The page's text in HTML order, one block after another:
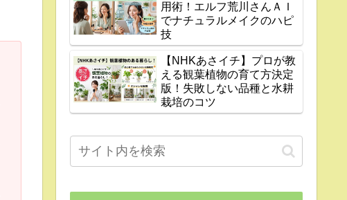
用術！エルフ荒川さんＡＩ
でナチュラルメイクのハピ
技
【NHKあさイチ】プロが教
える観葉植物の育て方決定
版！失敗しない品種と水耕
栽培のコツ